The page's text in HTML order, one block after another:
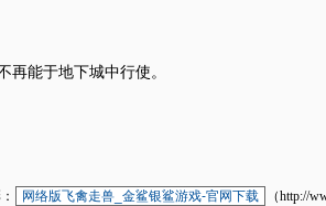
再能于地下城中行使。
网络版飞禽走兽_金鲨银鲨游戏-官网下载 （http://